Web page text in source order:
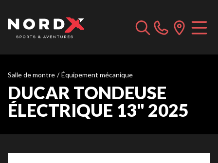
Salle de montre / Équipement mécanique
DUCAR TONDEUSE
ÉLECTRIQUE 13" 2025